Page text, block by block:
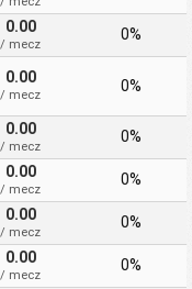
0.00
/ mecz
0%
0.00
/ mecz
0%
0.00
/ mecz
0%
0.00
/ mecz
0%
0.00
/ mecz
0%
0.00
/ mecz
0%